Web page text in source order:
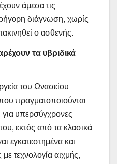
άμεσα τις
διάγνωση, χωρίς
ο ασθενής.
τα υβριδικά
του Ωνασείου
πραγματοποιούνται
για υπερσύγχρονες
εκτός από τα κλασικά
εγκατεστημένα και
τεχνολογία αιχμής,